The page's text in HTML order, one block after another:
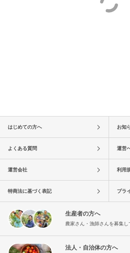
はじめての方へ お知
よくある質問 運営
運営会社 利用
特商法に基づく表記 プラ
生産者の方へ
農家さん・漁師さんを募集し
法人・自治体の方へ